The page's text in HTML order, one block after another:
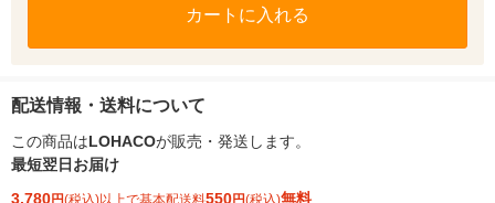
カートに入れる
配送情報・送料について
この商品はLOHACOが販売・発送します。
最短翌日お届け
3,780
550
無料